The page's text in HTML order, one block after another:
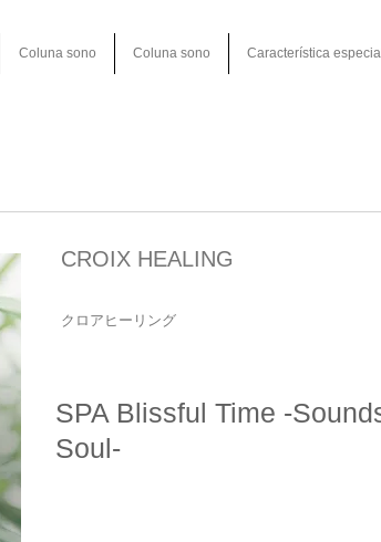
Coluna sono Coluna sono Característica especial
CROIX HEALING
クロアヒーリング
SPA Blissful Time -
Soul-